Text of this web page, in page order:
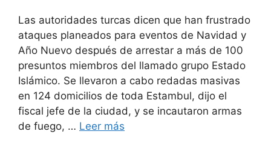
Las autoridades turcas dicen que han frustrado
ataques planeados para eventos de Navidad y
Año Nuevo después de arrestar a más de 100
presuntos miembros del llamado grupo Estado
Islámico. Se llevaron a cabo redadas masivas
en 124 domicilios de toda Estambul, dijo el
fiscal jefe de la ciudad, y se incautaron armas
de fuego, … Leer más